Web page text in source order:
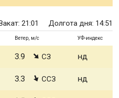
21:01 Долгота дня: 14:51
Ветер, м/с УФ-индекс
3.9 СЗ нд
3.3 ССЗ нд